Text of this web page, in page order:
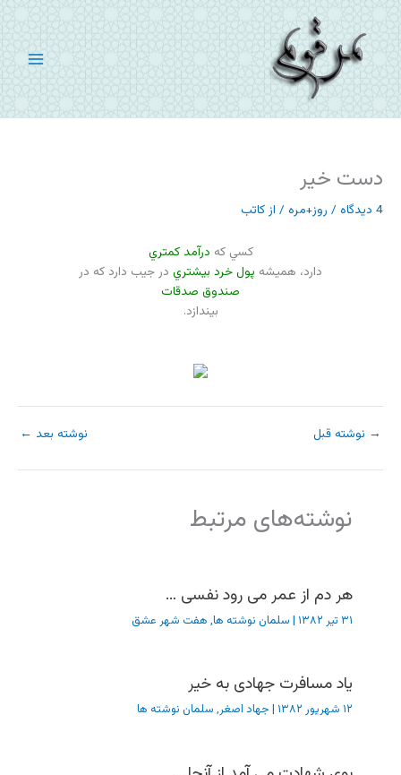
پرش
به
محتوا
دست خیر
4 دیدگاه / روز+مره / از کاتب
كسي كه درآمد كمتري
دارد، هميشه پول خرد بيشتري در جيب دارد كه در
صندوق صدقات
بيندازد.
→ نوشته قبل نوشته بعد ←
نوشته‌های مرتبط
هر دم از عمر می رود نفسی …
۳۱ تیر ۱۳۸۲ | سلمان نوشته ها, هفت شهر عشق
یاد مسافرت جهادی به خیر
۱۲ شهریور ۱۳۸۲ | جهاد اصغر, سلمان نوشته ها